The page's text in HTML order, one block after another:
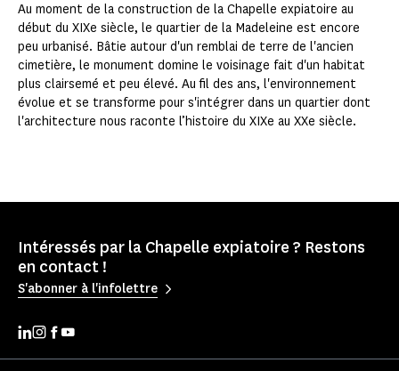
Au moment de la construction de la Chapelle expiatoire au
début du XIXe siècle, le quartier de la Madeleine est encore
peu urbanisé. Bâtie autour d'un remblai de terre de l'ancien
cimetière, le monument domine le voisinage fait d'un habitat
plus clairsemé et peu élevé. Au fil des ans, l'environnement
évolue et se transforme pour s'intégrer dans un quartier dont
l'architecture nous raconte l’histoire du XIXe au XXe siècle.
Intéressés par la Chapelle expiatoire ? Restons
en contact !
S'abonner à l'infolettre